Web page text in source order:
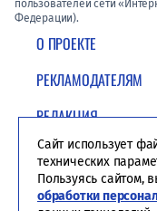
О ПРОЕКТЕ
РЕКЛАМОДАТЕЛЯМ
РЕДАКЦИЯ
ПОЛИТИКА
пользователей сети
Федерации).
Сайт использует
технических
Пользуясь сайтом,
обработки